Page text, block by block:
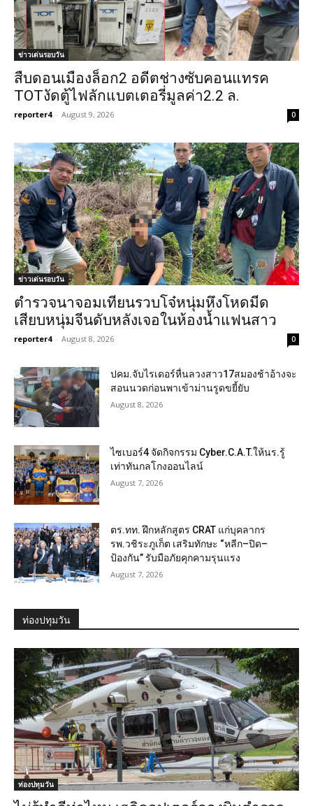
ข่าวเด่นรอบวัน
สืบดอนเมืองล็อก2 อดีตช่างซับคอนแทรค
TOTงัดตู้ไฟลักแบตเตอรี่มูลค่า2.2 ล.
reporter4 - August 9, 2026 0
ข่าวเด่นรอบวัน
ตำรวจนาจอมเทียนรวบโจ๋หนุ่มหึงโหดมีด
เสียบหนุ่มจีนดับหลังเจอในห้องน้ำแฟนสาว
reporter4 - August 8, 2026 0
ปคม.จับไรเดอร์หื่นลวงสาว17สมองช้าอ้างจะ
สอนนวดก่อนพาเข้าม่านรูดขยี้ยับ
August 8, 2026
ไซเบอร์4 จัดกิจกรรม Cyber.C.A.T.ให้นร.รู้
เท่าทันกลโกงออนไลน์
August 7, 2026
ตร.ทท. ฝึกหลักสูตร CRAT แก่บุคลากร
รพ.วชิระภูเก็ต เสริมทักษะ “หลีก–ปิด–
ป้องกัน” รับมือภัยคุกคามรุนแรง
August 7, 2026
ท่องปทุมวัน
ท่องปทุมวัน